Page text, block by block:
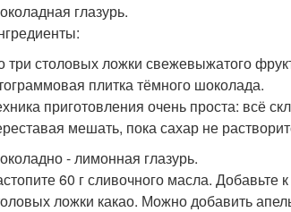
глазурь.
три столовых ложки свежевыжатого
плитка тёмного шоколада.
приготовления очень проста: всё
мешать, пока сахар не
- лимонная глазурь.
60 г сливочного масла.
ложки какао. Можно добавить